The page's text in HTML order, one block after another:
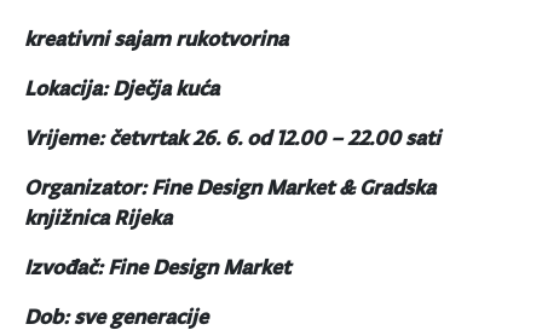
kreativni sajam rukotvorina
Lokacija: Dječja kuća
Vrijeme: četvrtak 26. 6. od 12.00 – 22.00 sati
Organizator: Fine Design Market & Gradska
knjižnica Rijeka
Izvođač: Fine Design Market
Dob: sve generacije